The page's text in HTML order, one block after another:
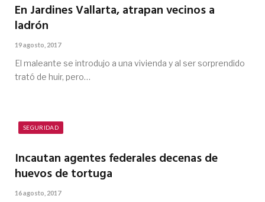
En Jardines Vallarta, atrapan vecinos a
ladrón
19 agosto, 2017
El maleante se introdujo a una vivienda y al ser sorprendido
trató de huir, pero…
SEGURIDAD
Incautan agentes federales decenas de
huevos de tortuga
16 agosto, 2017